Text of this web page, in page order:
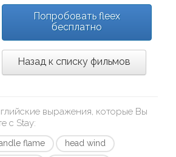
Попробовать fleex
бесплатно
Назад к списку фильмов
выражения, которые Вы
с Stay:
flame
head wind